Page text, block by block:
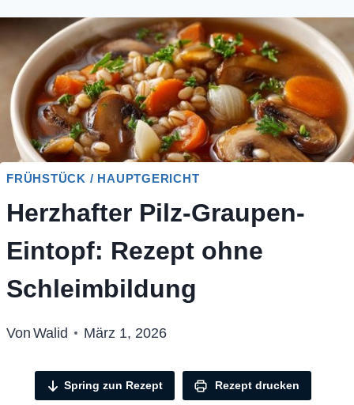
FRÜHSTÜCK / HAUPTGERICHT
Herzhafter Pilz-Graupen-
Eintopf: Rezept ohne
Schleimbildung
Von Walid März 1, 2026
Spring zun Rezept Rezept drucken